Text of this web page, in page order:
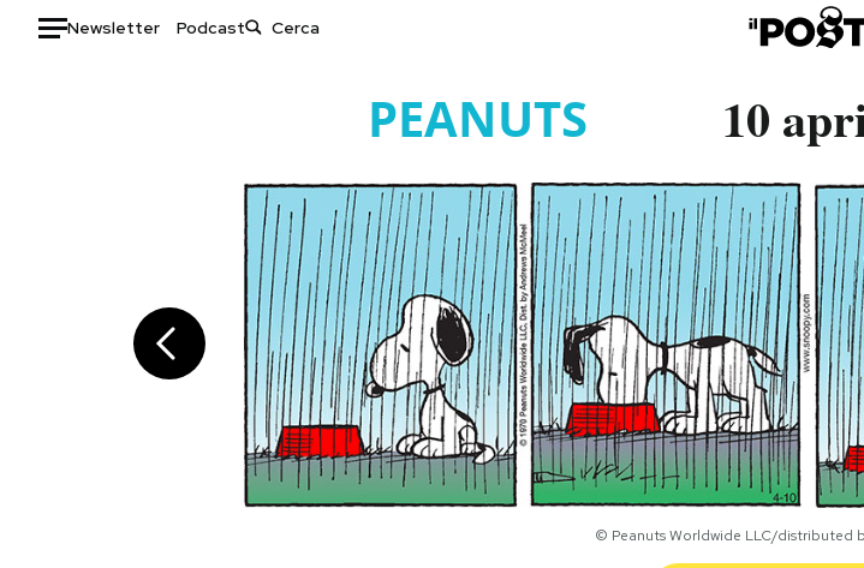
Newsletter Podcast
Tecnologia
Internet
Scienza
Moda
Libri
Consumismi
Storie/Idee
Ok Boomer!
Media
Europa
Altrecose
Mondiali calcio 2026
PEANUTS 10
© Peanuts Worldwide LLC/distributed